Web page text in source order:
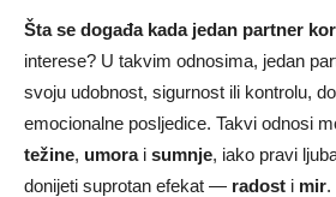
Šta se događa kada jedan partner
interese? U takvim odnosima, jedan
svoju udobnost, sigurnost ili kontrolu,
emocionalne posljedice. Takvi odnosi
težine, umorai sumnje, iako pravi
donijeti suprotan efekat — radost i mir.